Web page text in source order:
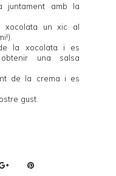
juntament amb la
xocolata un xic al
la xocolata i es
una salsa
de la crema i es
gust.